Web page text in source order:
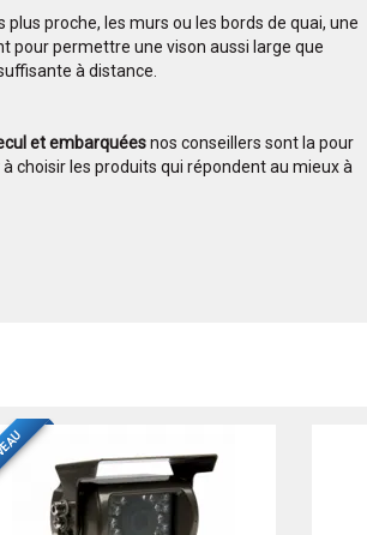
proche, les murs ou les bords de quai, une
pour permettre une vison aussi large que
à distance.
et embarquéesnos conseillers sont la pour
choisir les produits qui répondent au mieux à